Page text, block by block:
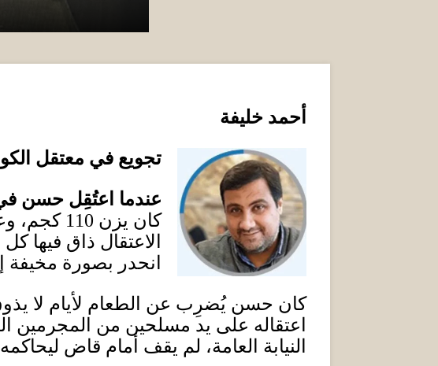
أحمد خليفة
تجويع في معتقل
عندما اعتُقِل حسن
كان يزن 110 كجم،
الاعتقال ذاق فيها
انحدر بصورة مخيفة
كان حسن يُضرِب عن الطعام لأيام لا
اعتقاله على يد مسلحين من
النيابة العامة، لم يقف أمام قاض